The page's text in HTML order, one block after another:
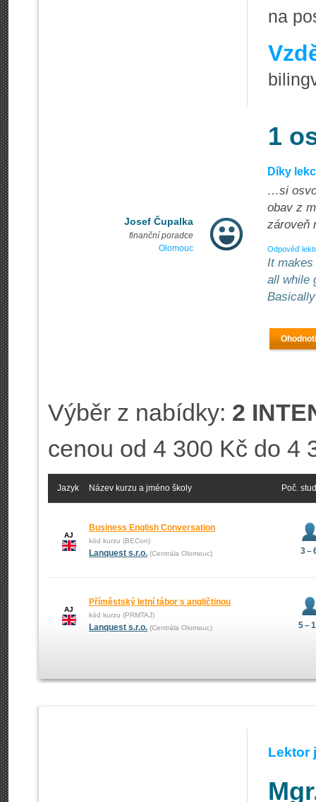
na
1
Josef Čupalka
finanční poradce
Olomouc
Díky
…si
obav z
zároveň
Odpověď
It makes
all while
Výběr z nabídky: 2
cenou od 4 300 Kč do 4
Jazyk Název kurzu a jméno školy Poč.
AJ
Business English Conversation
kód kurzu (BECon)
Lanquest s.r.o. (Centrála Olomouc) 3 –
AJ
Příměstský letní tábor s angličtinou
kód kurzu (PRMTAJ)
Lanquest s.r.o. (Centrála Olomouc) 5 –
Lektor